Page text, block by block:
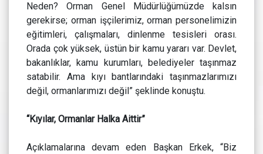
Neden? Orman Genel Müdürlüğümüzde kalsın
gerekirse; orman işçilerimiz, orman personelimizin
eğitimleri, çalışmaları, dinlenme tesisleri orası.
Orada çok yüksek, üstün bir kamu yararı var. Devlet,
bakanlıklar, kamu kurumları, belediyeler taşınmaz
satabilir. Ama kıyı bantlarındaki taşınmazlarımızı
değil, ormanlarımızı değil” şeklinde konuştu.
“Kıyılar, Ormanlar Halka Aittir”
Açıklamalarına devam eden Başkan Erkek, “Biz